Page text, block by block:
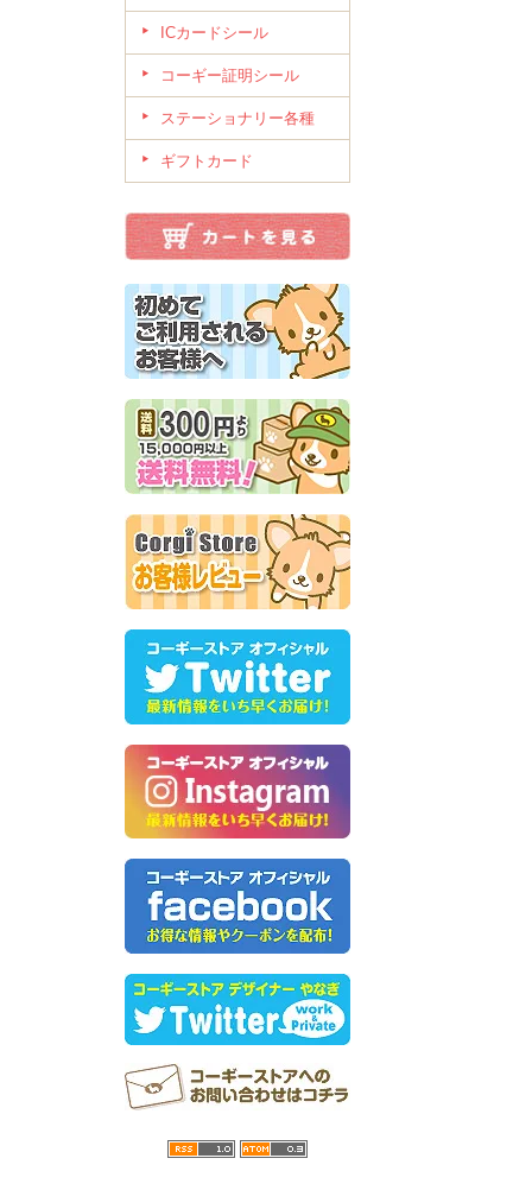
ICカードシール
コーギー証明シール
ステーショナリー各種
ギフトカード